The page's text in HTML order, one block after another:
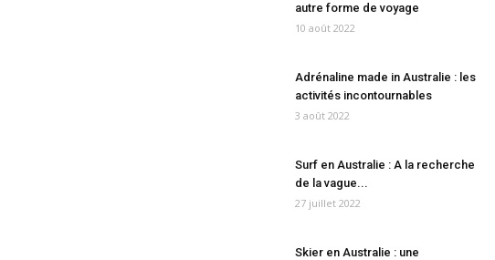
autre forme de voyage
10 août 2022
Adrénaline made in Australie : les
activités incontournables
3 août 2022
Surf en Australie : A la recherche
de la vague...
27 juillet 2022
Skier en Australie : une